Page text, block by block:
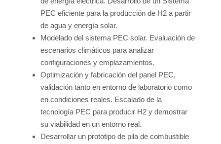
PEC eficiente para la producción de H2 a partir
de agua y energía solar.
Modelado del sistema PEC solar. Evaluación de
escenarios climáticos para analizar
configuraciones y emplazamientos.
Optimización y fabricación del panel PEC,
validación tanto en entorno de laboratorio como
en condiciones reales. Escalado de la
tecnología PEC para producir H2 y demostrar
su viabilidad en un entorno real.
Desarrollar un prototipo de pila de combustible